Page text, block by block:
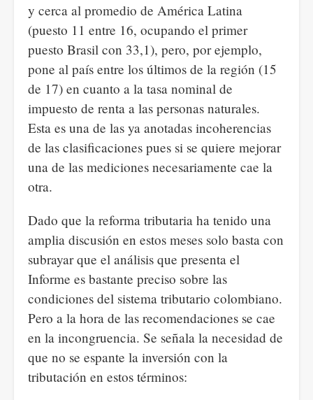
y cerca al promedio de América Latina
(puesto 11 entre 16, ocupando el primer
puesto Brasil con 33,1), pero, por ejemplo,
pone al país entre los últimos de la región (15
de 17) en cuanto a la tasa nominal de
impuesto de renta a las personas naturales.
Esta es una de las ya anotadas incoherencias
de las clasificaciones pues si se quiere mejorar
una de las mediciones necesariamente cae la
otra.
Dado que la reforma tributaria ha tenido una
amplia discusión en estos meses solo basta con
subrayar que el análisis que presenta el
Informe es bastante preciso sobre las
condiciones del sistema tributario colombiano.
Pero a la hora de las recomendaciones se cae
en la incongruencia. Se señala la necesidad de
que no se espante la inversión con la
tributación en estos términos: